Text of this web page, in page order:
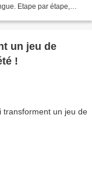
Etape par étape,
un jeu de
!